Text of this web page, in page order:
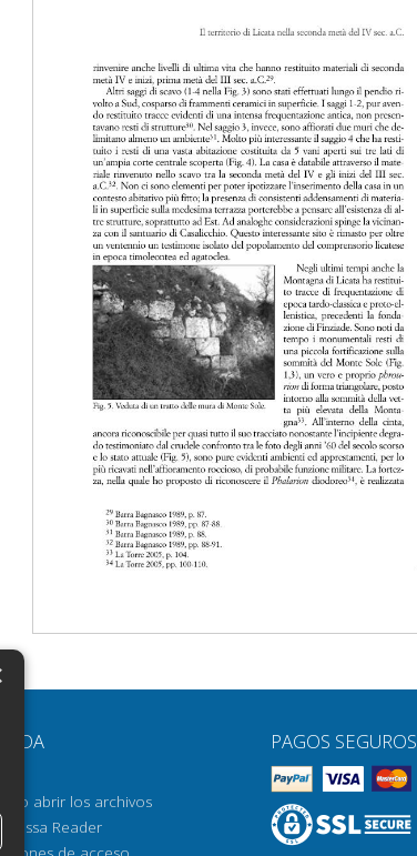
AYUDA
abrir los archivos
Reader
PAGOS SEGUROS